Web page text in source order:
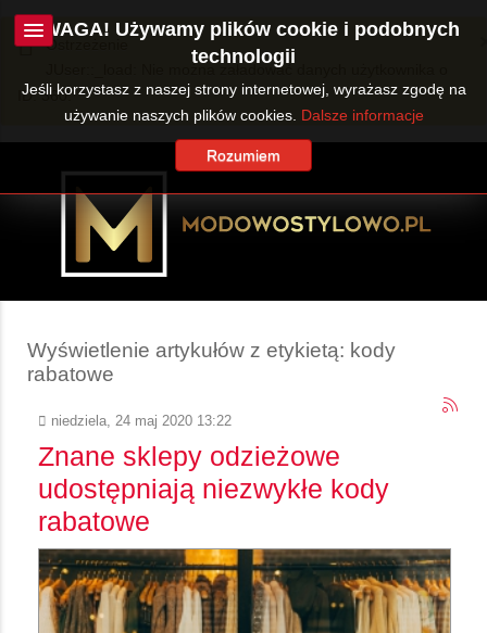
Ostrzeżenie
JUser::_load: Nie można załadować danych użytkownika o
ID: 360.
Wyświetlenie artykułów z etykietą: kody
rabatowe
niedziela, 24 maj 2020 13:22
Znane sklepy odzieżowe
udostępniają niezwykłe kody
rabatowe
UWAGA! Używamy plików cookie i podobnych
technologii
Jeśli korzystasz z naszej strony internetowej, wyrażasz zgodę na
używanie naszych plików cookies. Dalsze informacje
Rozumiem